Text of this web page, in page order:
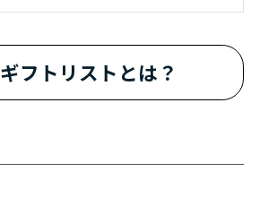
ギフトリストとは？